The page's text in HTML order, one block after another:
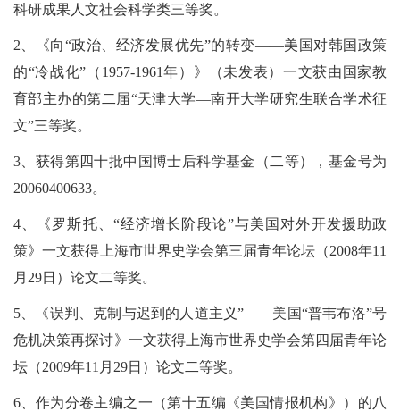
科研成果人文社会科学类三等奖。
2、《向“政治、经济发展优先”的转变——美国对韩国政策
的“冷战化”（1957-1961年）》（未发表）一文获由国家教
育部主办的第二届“天津大学—南开大学研究生联合学术征
文”三等奖。
3、获得第四十批中国博士后科学基金（二等），基金号为
20060400633。
4、《罗斯托、“经济增长阶段论”与美国对外开发援助政
策》一文获得上海市世界史学会第三届青年论坛（2008年11
月29日）论文二等奖。
5、《误判、克制与迟到的人道主义”——美国“普韦布洛”号
危机决策再探讨》一文获得上海市世界史学会第四届青年论
坛（2009年11月29日）论文二等奖。
6、作为分卷主编之一（第十五编《美国情报机构》）的八